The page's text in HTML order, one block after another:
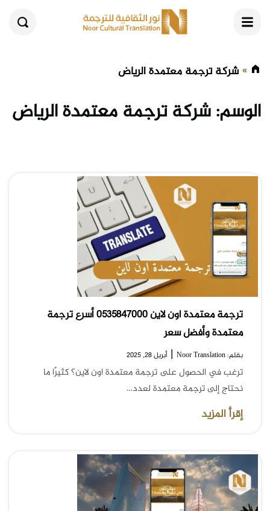
شركة ترجمة معتمدة الرياض
الوسم:شركة ترجمة معتمدة الرياض
ترجمة معتمدة اون لاين 0535847000 أسرع ترجمة
معتمدة وأفضل سعر
بقلم: Noor Translation | أبريل 28, 2025
ترغب في الحصول على ترجمة معتمدة اون لاين؟ كثيرًا ما
نحتاج إلى ترجمة معتمدة لعدد…
إقرأ المزيد